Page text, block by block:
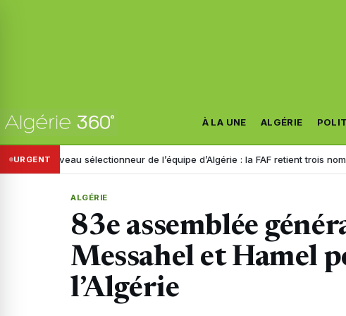
À LA UNE ALGÉRIE
URGENT
Nouveau sélectionneur de l’équipe d’Algérie : la FAF retient trois noms
ALGÉRIE
83e assemblée
Messahel et Hamel
l’Algérie